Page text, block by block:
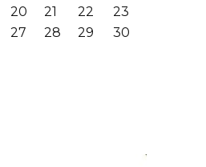
20 21 22
23
27 28 29
30